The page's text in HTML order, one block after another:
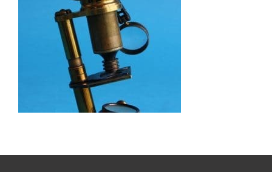
Culpeper (ca. 1735)
Cuff (ca. 1745)
volgens Culpeper (1750-1780)
‘Jones’ most improved type’ (1800-1830)
Long, Gould type (1821-1850)
Nachet, ‘grand modèle’ (1856-1862)